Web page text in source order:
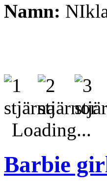
Namn:
Loading...
Barbie